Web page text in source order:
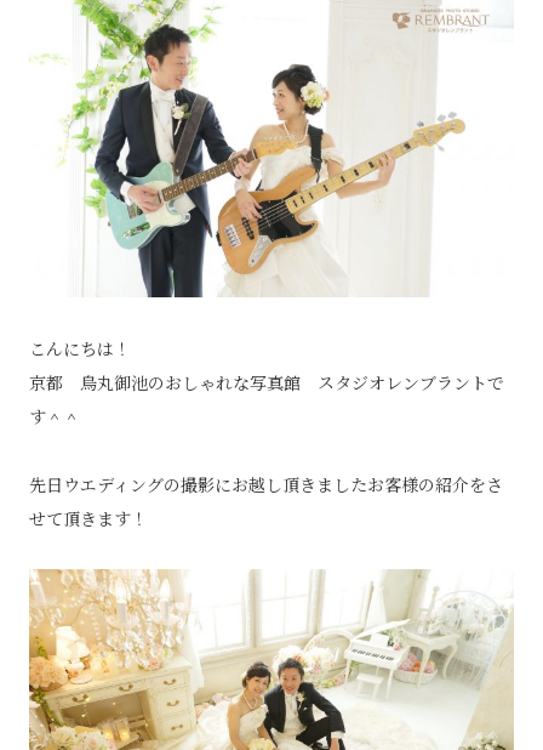
こんにちは！
京都 烏丸御池のおしゃれな写真館 スタジオレンブラントで
す＾＾
先日ウエディングの撮影にお越し頂きましたお客様の紹介をさ
せて頂きます！